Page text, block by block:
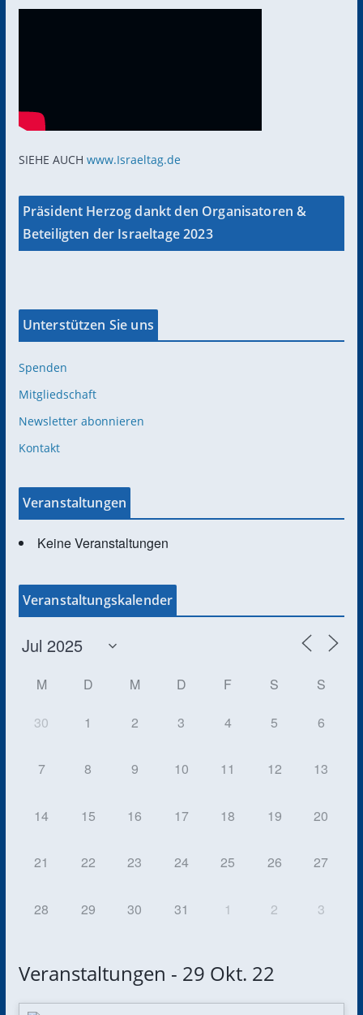
Veranstaltungen - 29 Okt. 22
SIEHE AUCH www.Israeltag.de
Präsident Herzog dankt den Organisatoren &
Beteiligten der Israeltage 2023
Unterstützen Sie uns
Spenden
Mitgliedschaft
Newsletter abonnieren
Kontakt
Veranstaltungen
Keine Veranstaltungen
Veranstaltungskalender
M D M D F S S
30 1 2 3 4 5 6
7 8 9 10 11 12 13
14 15 16 17 18 19 20
21 22 23 24 25 26 27
28 29 30 31 1 2 3